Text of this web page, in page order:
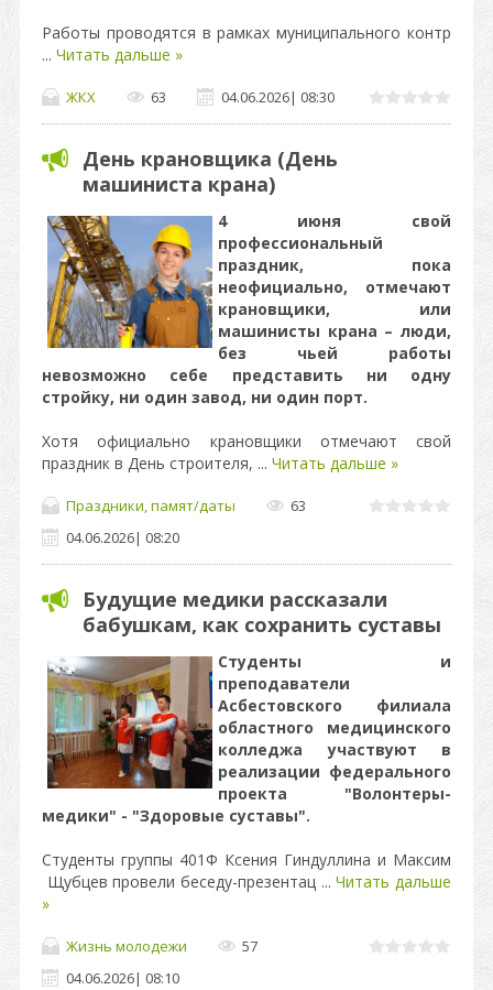
Работы проводятся в рамках муниципального контр
... Читать дальше »
ЖКХ 63 04.06.2026| 08:30
День крановщика (День
машиниста крана)
4 июня свой
профессиональный
праздник, пока
неофициально, отмечают
крановщики, или
машинисты крана – люди,
без чьей работы
невозможно себе представить ни одну
стройку, ни один завод, ни один порт.
Хотя официально крановщики отмечают свой
праздник в День строителя, ... Читать дальше »
Праздники, памят/даты
63
04.06.2026| 08:20
Будущие медики рассказали
бабушкам, как сохранить суставы
Студенты и
преподаватели
Асбестовского филиала
областного медицинского
колледжа участвуют в
реализации федерального
проекта "Волонтеры-
медики" - "Здоровые суставы".
Студенты группы 401Ф Ксения Гиндуллина и Максим
Щубцев провели беседу-презентац ...Читать дальше
»
Жизнь молодежи
57
04.06.2026| 08:10